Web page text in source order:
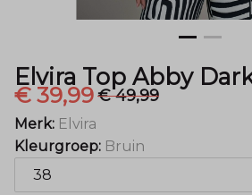
Elvira Top Abby
€ 39,99€ 49,99
Merk: Elvira
Kleurgroep: Bruin